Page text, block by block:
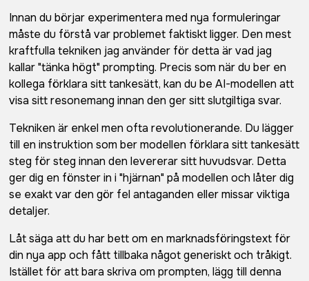
Innan du börjar experimentera med nya formuleringar
måste du förstå var problemet faktiskt ligger. Den mest
kraftfulla tekniken jag använder för detta är vad jag
kallar "tänka högt" prompting. Precis som när du ber en
kollega förklara sitt tankesätt, kan du be AI-modellen att
visa sitt resonemang innan den ger sitt slutgiltiga svar.
Tekniken är enkel men ofta revolutionerande. Du lägger
till en instruktion som ber modellen förklara sitt tankesätt
steg för steg innan den levererar sitt huvudsvar. Detta
ger dig en fönster in i "hjärnan" på modellen och låter dig
se exakt var den gör fel antaganden eller missar viktiga
detaljer.
Låt säga att du har bett om en marknadsföringstext för
din nya app och fått tillbaka något generiskt och tråkigt.
Istället för att bara skriva om prompten, lägg till denna